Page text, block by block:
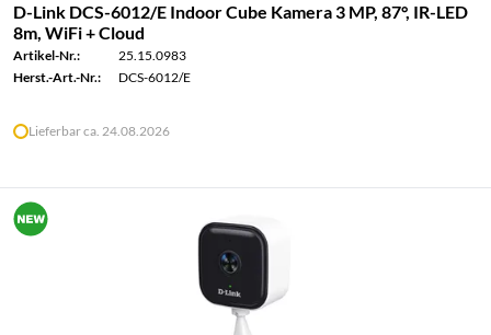
D-Link DCS-6012/E Indoor Cube Kamera 3 MP, 87°, IR-LED
8m, WiFi + Cloud
Artikel-Nr.:
25.15.0983
Herst.-Art.-Nr.:
DCS-6012/E
Lieferbar ca. 24.08.2026